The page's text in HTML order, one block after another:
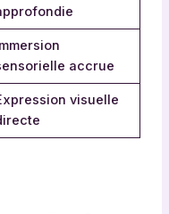
accrue
visuelle